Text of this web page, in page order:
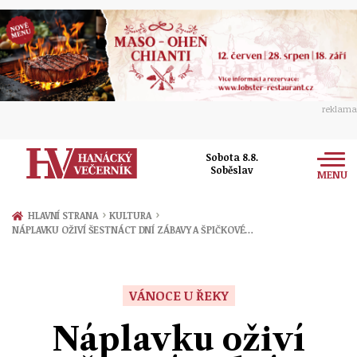
reklama
Sobota 8.8.
Soběslav
MENU
Zprávy
Přerov
Ekonomika
Sport
HLAVNÍ STRANA › KULTURA ›
NÁPLAVKU OŽIVÍ ŠESTNÁCT DNÍ ZÁBAVY A ŠPIČKOVÉ…
VÁNOCE U ŘEKY
Náplavku oživí